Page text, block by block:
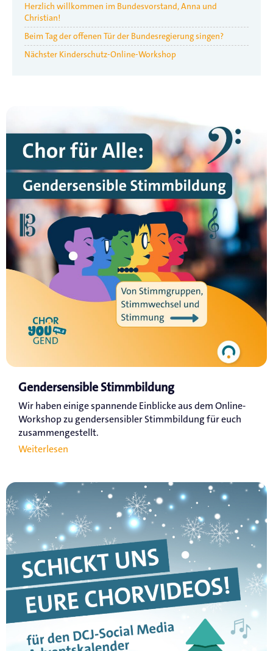
Herzlich willkommen im Bundesvorstand, Anna und
Christian!
Beim Tag der offenen Tür der Bundesregierung singen?
Nächster Kinderschutz-Online-Workshop
Gendersensible Stimmbildung
Wir haben einige spannende Einblicke aus dem Online-
Workshop zu gendersensibler Stimmbildung für euch
zusammengestellt.
Weiterlesen